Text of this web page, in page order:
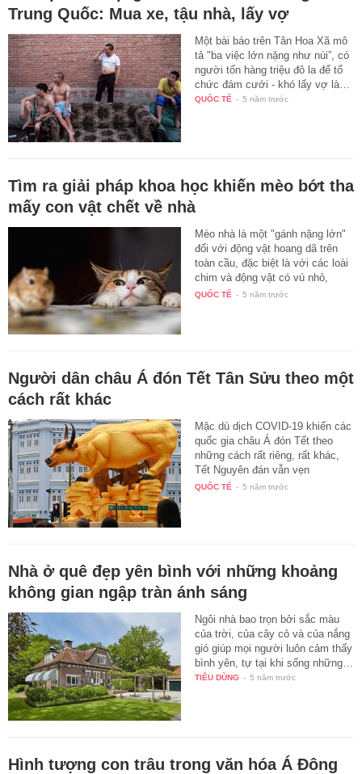
Trung Quốc: Mua xe, tậu nhà, lấy vợ
Một bài báo trên Tân Hoa Xã mô
tả "ba việc lớn nặng như núi”, có
người tốn hàng triệu đô la để tổ
chức đám cưới - khó lấy vợ là…
QUỐC TẾ - 5 năm trước
Tìm ra giải pháp khoa học khiến mèo bớt tha
mấy con vật chết về nhà
Mèo nhà là một "gánh nặng lớn"
đối với động vật hoang dã trên
toàn cầu, đặc biệt là với các loài
chim và động vật có vú nhỏ,
hai…
QUỐC TẾ - 5 năm trước
Người dân châu Á đón Tết Tân Sửu theo một
cách rất khác
Mặc dù dịch COVID-19 khiến các
quốc gia châu Á đón Tết theo
những cách rất riêng, rất khác,
Tết Nguyên đán vẫn vẹn
nguyên…
QUỐC TẾ - 5 năm trước
Nhà ở quê đẹp yên bình với những khoảng
không gian ngập tràn ánh sáng
Ngôi nhà bao trọn bởi sắc màu
của trời, của cây cỏ và của nắng
gió giúp mọi người luôn cảm thấy
bình yên, tự tại khi sống những…
TIÊU DÙNG - 5 năm trước
Hình tượng con trâu trong văn hóa Á Đông